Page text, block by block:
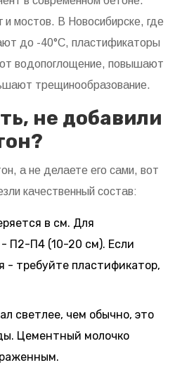
мостов. В Новосибирске, где
до -40°C, пластификаторы
водопоглощение, повышают
трещинообразование.
не добавили
а не делаете его сами, вот
качественный состав:
в см. Для
П2-П4 (10-20 см). Если
- требуйте пластификатор,
светлее, чем обычно, это
Цементный молочко